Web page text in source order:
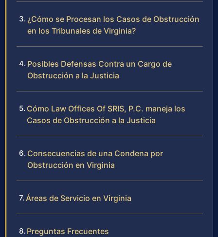
¿Cómo se Procesan los Casos de Obstrucción
en los Tribunales de Virginia?
Posibles Defensas Contra un Cargo de
Obstrucción a la Justicia
Cómo Law Offices Of SRIS, P.C. maneja los
Casos de Obstrucción a la Justicia
Consecuencias de una Condena por
Obstrucción en Virginia
Áreas de Servicio en Virginia
Preguntas Frecuentes